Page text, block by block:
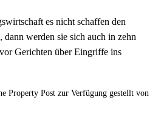
es nicht schaffen den
werden sie sich auch in zehn
Gerichten über Eingriffe ins
Property Post zur Verfügung gestellt von